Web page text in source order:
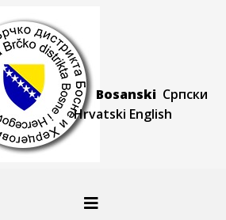
Bosanski Српски
Hrvatski English